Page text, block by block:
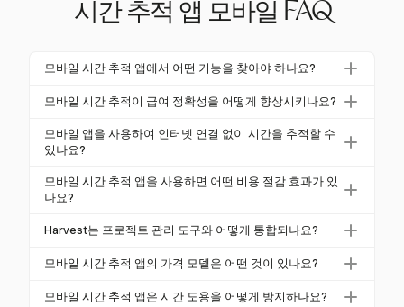
시간 추적 앱 모바일 FAQ
모바일 시간 추적 앱에서 어떤 기능을 찾아야 하나요?
주요 기능으로는 실시간 추적 기능, 오프라인 기능 및
타이머와 오프라인 기록 기능을 제공하여 이동 중인 전
문가에게 이상적입니다.
모바일 시간 추적이 급여 정확성을 어떻게 향상시키나요?
모바일 시간 추적은 과잉 지급을 방지하고 오류를 수정
하여 급여 비용을 최대 4% 절감할 수 있습니다. Harves
수를 줄입니다.
모바일 앱을 사용하여 인터넷 연결 없이 시간을 추적할 수
있나요?
네, 많은 모바일 시간 추적 앱, 특히 Harvest는 오프라
인 기능을 제공합니다. 연결 없이 시간을 기록하고 다
다.
모바일 시간 추적 앱을 사용하면 어떤 비용 절감 효과가 있
나요?
모바일 앱을 사용하면 비싼 하드웨어 및 소프트웨어 시
향상시킬 수 있습니다. 자동화된 추적은 급여 비용을
Harvest는 프로젝트 관리 도구와 어떻게 통합되나요?
Harvest는 Asana, Trello 및 Jira와 원활하게 통합되어
모바일 시간 추적 앱의 가격 모델은 어떤 것이 있나요?
대부분의 앱은 제한이 있는 무료 버전과 사용자당 월
모바일 시간 추적 앱은 시간 도용을 어떻게 방지하나요?